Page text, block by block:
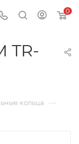
0
TR-
кольца —